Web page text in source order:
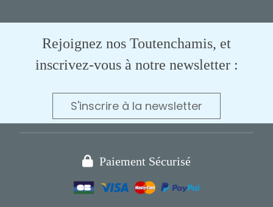
Rejoignez nos Toutenchamis, et
inscrivez-vous à notre newsletter :
S'inscrire à la newsletter
 Paiement Sécurisé